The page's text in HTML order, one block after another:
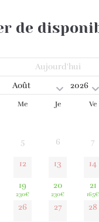
de
Aujourd'hui
Me Je Ve
5 6 7
12 13 14
19
230€
20
230€
21
165€
26 27 28